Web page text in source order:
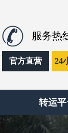
服务热
官方直营 24
转运平